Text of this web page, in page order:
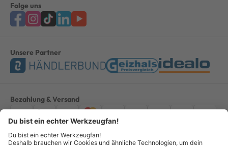
Folge uns
Unsere Partner
Bezahlung & Versand